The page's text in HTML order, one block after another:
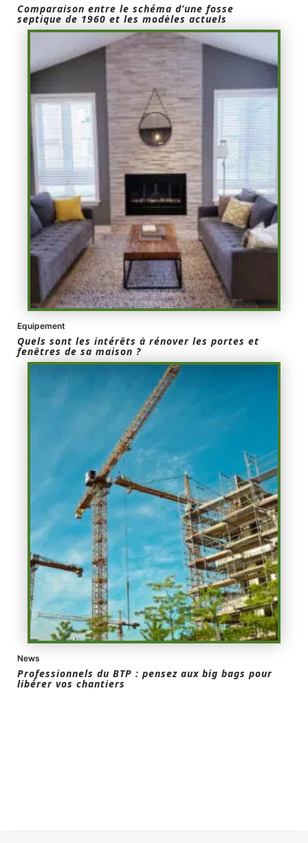
Comparaison entre le schéma d’une fosse
septique de 1960 et les modèles actuels
Equipement
Quels sont les intérêts à rénover les portes et
fenêtres de sa maison ?
News
Professionnels du BTP : pensez aux big bags pour
libérer vos chantiers